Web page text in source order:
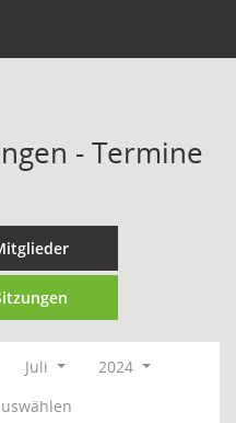
- Termine
Juli
2024